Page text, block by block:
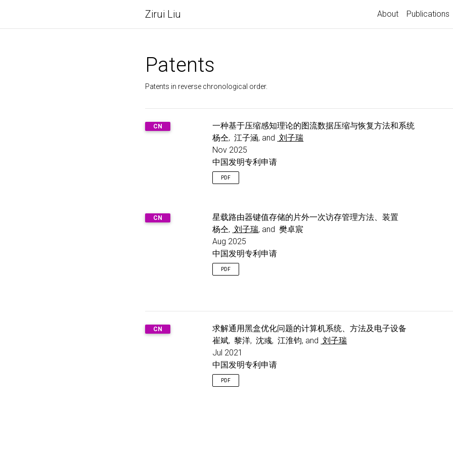
Zirui Liu About Publications
Patents
Patents in reverse chronological order.
CN
一种基于压缩感知理论的图流数据压缩与恢复方法和系统
杨仝, 江子涵, and 刘子瑞
Nov 2025
中国发明专利申请
PDF
CN
星载路由器键值存储的片外一次访存管理方法、装置
杨仝, 刘子瑞, and 樊卓宸
Aug 2025
中国发明专利申请
PDF
CN
求解通用黑盒优化问题的计算机系统、方法及电子设备
崔斌, 黎洋, 沈彧, 江淮钧, and 刘子瑞
Jul 2021
中国发明专利申请
PDF